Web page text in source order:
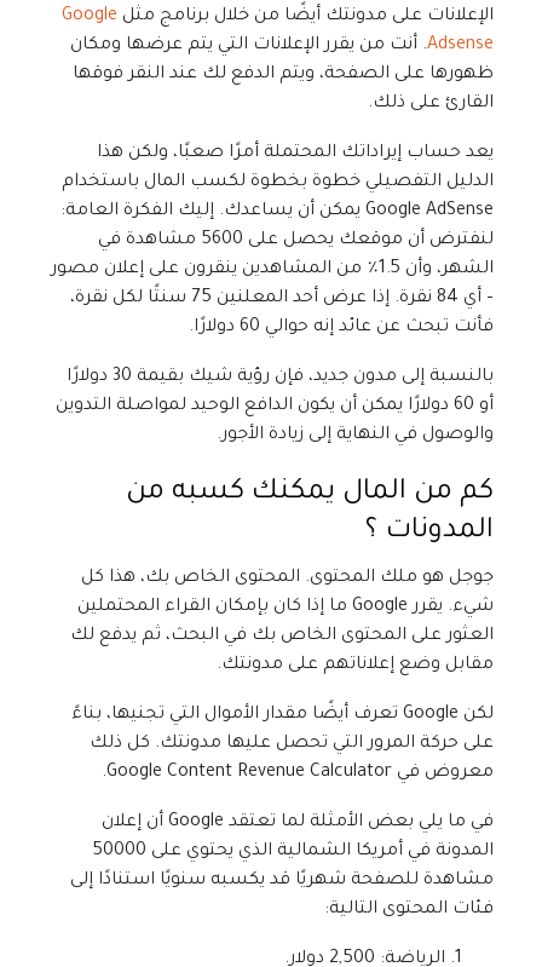
الإعلانات على مدونتك أيضًا من خلال برنامج مثل Google
Adsense. أنت من يقرر الإعلانات التي يتم عرضها ومكان
ظهورها على الصفحة، ويتم الدفع لك عند النقر فوقها
القارئ على ذلك.
يعد حساب إيراداتك المحتملة أمرًا صعبًا، ولكن هذا
الدليل التفصيلي خطوة بخطوة لكسب المال باستخدام
Google AdSense يمكن أن يساعدك. إليك الفكرة العامة:
لنفترض أن موقعك يحصل على 5600 مشاهدة في
الشهر، وأن 1.5٪ من المشاهدين ينقرون على إعلان مصور
– أي 84 نقرة. إذا عرض أحد المعلنين 75 سنتًا لكل نقرة،
فأنت تبحث عن عائد إنه حوالي 60 دولارًا.
بالنسبة إلى مدون جديد، فإن رؤية شيك بقيمة 30 دولارًا
أو 60 دولارًا يمكن أن يكون الدافع الوحيد لمواصلة التدوين
والوصول في النهاية إلى زيادة الأجور.
كم من المال يمكنك كسبه من
المدونات ؟
جوجل هو ملك المحتوى. المحتوى الخاص بك، هذا كل
شيء. يقرر Google ما إذا كان بإمكان القراء المحتملين
العثور على المحتوى الخاص بك في البحث، ثم يدفع لك
مقابل وضع إعلاناتهم على مدونتك.
لكن Google تعرف أيضًا مقدار الأموال التي تجنيها، بناءً
على حركة المرور التي تحصل عليها مدونتك. كل ذلك
معروض في Google Content Revenue Calculator.
في ما يلي بعض الأمثلة لما تعتقد Google أن إعلان
المدونة في أمريكا الشمالية الذي يحتوي على 50000
مشاهدة للصفحة شهريًا قد يكسبه سنويًا استنادًا إلى
فئات المحتوى التالية:
الرياضة: 2,500 دولار.